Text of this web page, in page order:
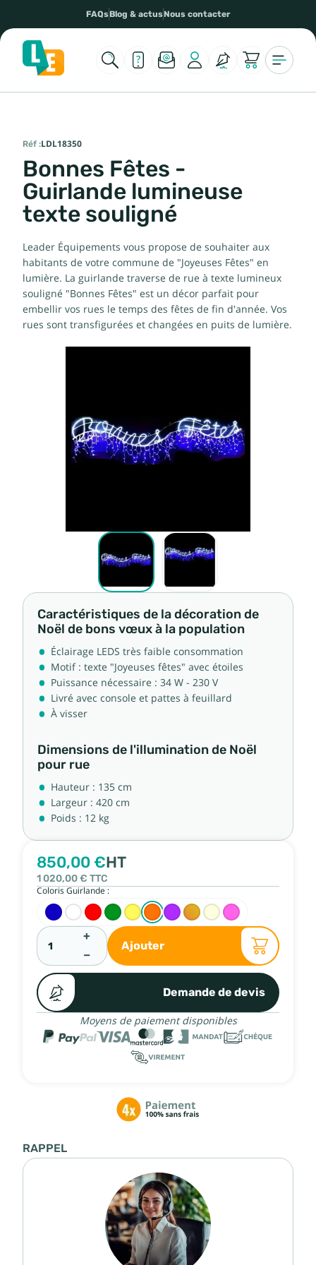
FAQsBlog & actusNous contacter
Réf :LDL18350
Bonnes Fêtes -
Guirlande lumineuse
texte souligné
Leader Équipements vous propose de souhaiter aux
habitants de votre commune de "Joyeuses Fêtes" en
lumière. La guirlande traverse de rue à texte lumineux
souligné "Bonnes Fêtes" est un décor parfait pour
embellir vos rues le temps des fêtes de fin d'année. Vos
rues sont transfigurées et changées en puits de lumière.
Caractéristiques de la décoration de
Noël de bons vœux à la population
Éclairage LEDS très faible consommation
Motif : texte "Joyeuses fêtes" avec étoiles
Puissance nécessaire : 34 W - 230 V
Livré avec console et pattes à feuillard
À visser
Dimensions de l'illumination de Noël
pour rue
Hauteur : 135 cm
Largeur : 420 cm
Poids : 12 kg
850,00 €HT
1 020,00 € TTC
Coloris Guirlande :
+
−
Ajouter
Demande de devis
Moyens de paiement disponibles
RAPPEL